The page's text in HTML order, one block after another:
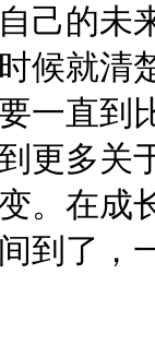
己的未
候就清
一直到
更多关
。在成
到了，